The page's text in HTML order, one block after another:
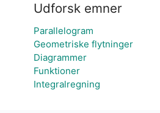
Udforsk emner
Parallelogram
Geometriske flytninger
Diagrammer
Funktioner
Integralregning